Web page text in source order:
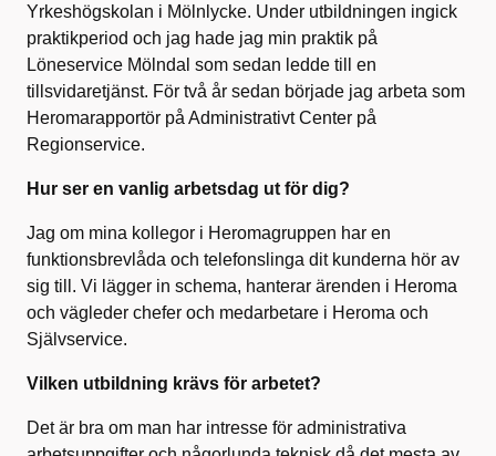
Yrkeshögskolan i Mölnlycke. Under utbildningen ingick
praktikperiod och jag hade jag min praktik på
Löneservice Mölndal som sedan ledde till en
tillsvidaretjänst. För två år sedan började jag arbeta som
Heromarapportör på Administrativt Center på
Regionservice.
Hur ser en vanlig arbetsdag ut för dig?
Jag om mina kollegor i Heromagruppen har en
funktionsbrevlåda och telefonslinga dit kunderna hör av
sig till. Vi lägger in schema, hanterar ärenden i Heroma
och vägleder chefer och medarbetare i Heroma och
Självservice.
Vilken utbildning krävs för arbetet?
Det är bra om man har intresse för administrativa